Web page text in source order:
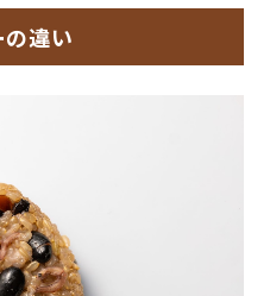
違い